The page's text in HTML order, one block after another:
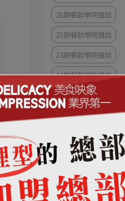
26期餐飲學院雜誌
25期餐飲學院雜誌
23期餐飲學院雜誌
24期餐飲學院雜誌
22期餐飲學院雜誌
21期餐飲學院雜誌
20期餐飲學院雜誌
19期餐飲學院雜誌
18 期餐飲學院雜誌
17期餐飲學院雜誌